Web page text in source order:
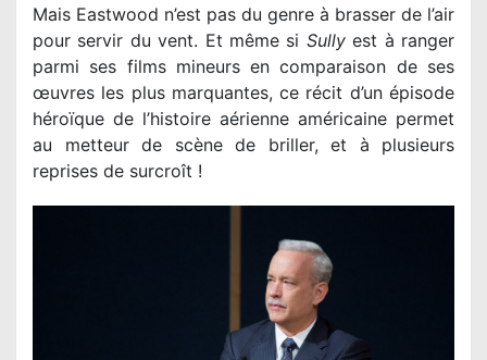
Mais Eastwood n’est pas du genre à brasser de l’air
pour servir du vent. Et même si Sullyest à ranger
parmi ses films mineurs en comparaison de ses
œuvres les plus marquantes, ce récit d’un épisode
héroïque de l’histoire aérienne américaine permet
au metteur de scène de briller, et à plusieurs
reprises de surcroît !